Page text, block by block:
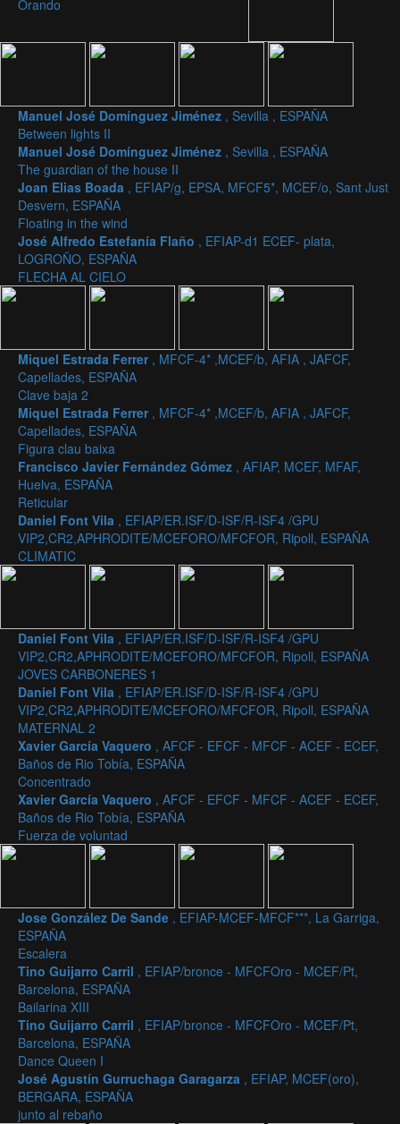
Orando
Manuel José Domínguez Jiménez , Sevilla , ESPAÑA
Between lights II
Manuel José Domínguez Jiménez , Sevilla , ESPAÑA
The guardian of the house II
Joan Elias Boada , EFIAP/g, EPSA, MFCF5*, MCEF/o, Sant Just
Desvern, ESPAÑA
Floating in the wind
José Alfredo Estefanía Flaño , EFIAP-d1 ECEF- plata,
LOGROÑO, ESPAÑA
FLECHA AL CIELO
Miquel Estrada Ferrer , MFCF-4* ,MCEF/b, AFIA , JAFCF,
Capellades, ESPAÑA
Clave baja 2
Miquel Estrada Ferrer , MFCF-4* ,MCEF/b, AFIA , JAFCF,
Capellades, ESPAÑA
Figura clau baixa
Francisco Javier Fernández Gómez , AFIAP, MCEF, MFAF,
Huelva, ESPAÑA
Reticular
Daniel Font Vila , EFIAP/ER.ISF/D-ISF/R-ISF4 /GPU
VIP2,CR2,APHRODITE/MCEFORO/MFCFOR, Ripoll, ESPAÑA
CLIMATIC
Daniel Font Vila , EFIAP/ER.ISF/D-ISF/R-ISF4 /GPU
VIP2,CR2,APHRODITE/MCEFORO/MFCFOR, Ripoll, ESPAÑA
JOVES CARBONERES 1
Daniel Font Vila , EFIAP/ER.ISF/D-ISF/R-ISF4 /GPU
VIP2,CR2,APHRODITE/MCEFORO/MFCFOR, Ripoll, ESPAÑA
MATERNAL 2
Xavier García Vaquero , AFCF - EFCF - MFCF - ACEF - ECEF,
Baños de Rio Tobía, ESPAÑA
Concentrado
Xavier García Vaquero , AFCF - EFCF - MFCF - ACEF - ECEF,
Baños de Rio Tobía, ESPAÑA
Fuerza de voluntad
Jose González De Sande , EFIAP-MCEF-MFCF***, La Garriga,
ESPAÑA
Escalera
Tino Guijarro Carril , EFIAP/bronce - MFCFOro - MCEF/Pt,
Barcelona, ESPAÑA
Bailarina XIII
Tino Guijarro Carril , EFIAP/bronce - MFCFOro - MCEF/Pt,
Barcelona, ESPAÑA
Dance Queen I
José Agustín Gurruchaga Garagarza , EFIAP, MCEF(oro),
BERGARA, ESPAÑA
junto al rebaño